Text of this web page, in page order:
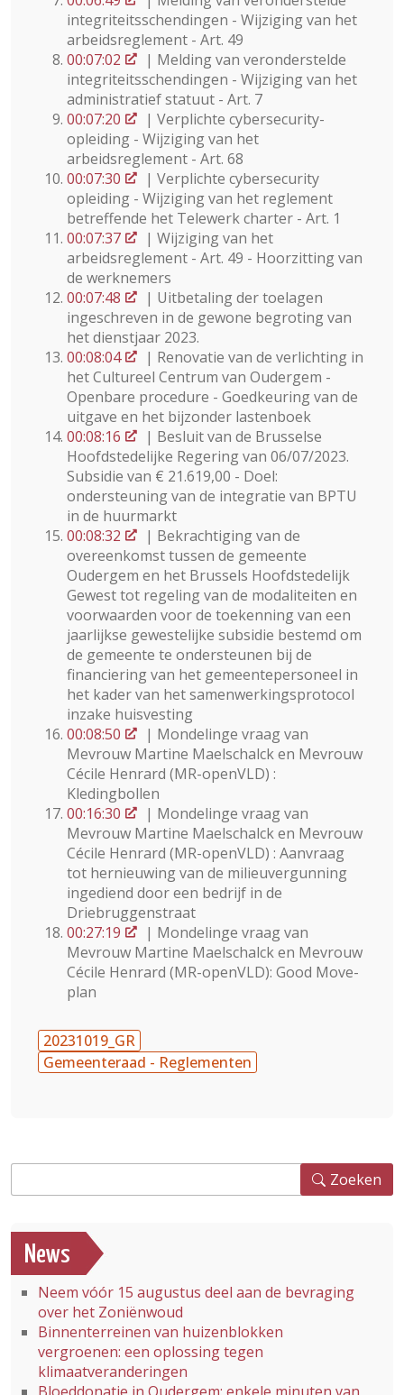
integriteitsschendingen - Wijziging van het
arbeidsreglement - Art. 49
00:07:02
| Melding van veronderstelde
integriteitsschendingen - Wijziging van het
administratief statuut - Art. 7
00:07:20
| Verplichte cybersecurity-
opleiding - Wijziging van het
arbeidsreglement - Art. 68
00:07:30
| Verplichte cybersecurity
opleiding - Wijziging van het reglement
betreffende het Telewerk charter - Art. 1
00:07:37
| Wijziging van het
arbeidsreglement - Art. 49 - Hoorzitting van
de werknemers
00:07:48
| Uitbetaling der toelagen
ingeschreven in de gewone begroting van
het dienstjaar 2023.
00:08:04
| Renovatie van de verlichting in
het Cultureel Centrum van Oudergem -
Openbare procedure - Goedkeuring van de
uitgave en het bijzonder lastenboek
00:08:16
| Besluit van de Brusselse
Hoofdstedelijke Regering van 06/07/2023.
Subsidie van € 21.619,00 - Doel:
ondersteuning van de integratie van BPTU
in de huurmarkt
00:08:32
| Bekrachtiging van de
overeenkomst tussen de gemeente
Oudergem en het Brussels Hoofdstedelijk
Gewest tot regeling van de modaliteiten en
voorwaarden voor de toekenning van een
jaarlijkse gewestelijke subsidie bestemd om
de gemeente te ondersteunen bij de
financiering van het gemeentepersoneel in
het kader van het samenwerkingsprotocol
inzake huisvesting
00:08:50
| Mondelinge vraag van
Mevrouw Martine Maelschalck en Mevrouw
Cécile Henrard (MR-openVLD) :
Kledingbollen
00:16:30
| Mondelinge vraag van
Mevrouw Martine Maelschalck en Mevrouw
Cécile Henrard (MR-openVLD) : Aanvraag
tot hernieuwing van de milieuvergunning
ingediend door een bedrijf in de
Driebruggenstraat
00:27:19
| Mondelinge vraag van
Mevrouw Martine Maelschalck en Mevrouw
Cécile Henrard (MR-openVLD): Good Move-
plan
20231019_GR
Gemeenteraad - Reglementen
Zoeken
News
Neem vóór 15 augustus deel aan de bevraging
over het Zoniënwoud
Binnenterreinen van huizenblokken
vergroenen: een oplossing tegen
klimaatveranderingen